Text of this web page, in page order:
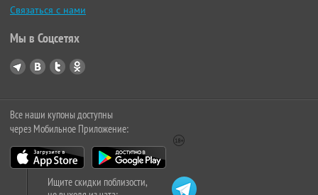
Связаться с нами
Мы в Соцсетях
Все наши купоны доступны
через Мобильное Приложение:
Ищите скидки поблизости,